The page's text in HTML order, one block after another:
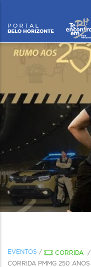
EVENTOS / CORRIDA /
CORRIDA PMMG 250 ANOS